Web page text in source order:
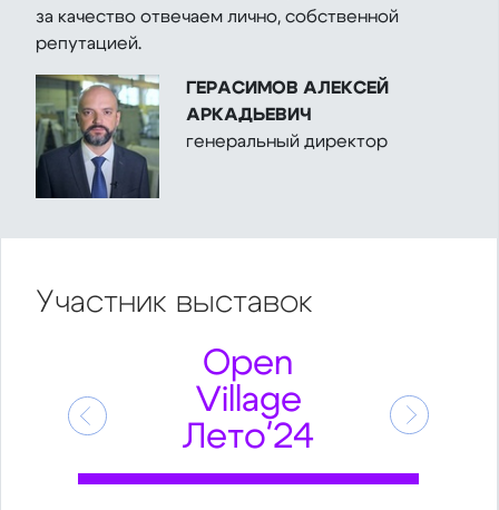
за качество отвечаем лично, собственной
репутацией.
ГЕРАСИМОВ АЛЕКСЕЙ
АРКАДЬЕВИЧ
генеральный директор
Участник выставок
Open
Village
Лето'24
Предыдущий